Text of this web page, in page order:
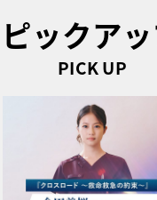
ピックア
PICK UP